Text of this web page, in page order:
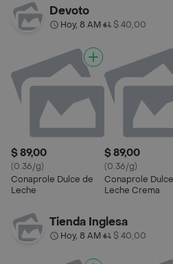
Devoto
Hoy, 8 AM• $ 40,00
$ 89,00
(0.36/g)
Conaprole Dulce de
Leche
$ 89,00
(0.36/g)
Conaprole Dulce de
Leche Crema
Tienda Inglesa
Hoy, 8 AM• $ 40,00